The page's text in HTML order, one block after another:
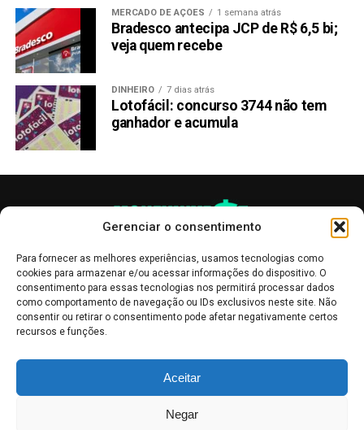
Gerenciar o consentimento
Para fornecer as melhores experiências, usamos tecnologias como
cookies para armazenar e/ou acessar informações do dispositivo. O
consentimento para essas tecnologias nos permitirá processar dados
como comportamento de navegação ou IDs exclusivos neste site. Não
consentir ou retirar o consentimento pode afetar negativamente certos
recursos e funções.
Aceitar
Negar
MERCADO DE AÇÕES 1 semana atrás
Bradesco antecipa JCP de R$ 6,5 bi;
veja quem recebe
DINHEIRO 7 dias atrás
Lotofácil: concurso 3744 não tem
ganhador e acumula
informativo, servindo como boletins de divulgação, e não devem ser
interpretadas como recomendações de investimento.Leia mais
Bolsa de Valores